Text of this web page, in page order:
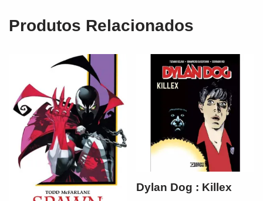
Produtos Relacionados
Dylan Dog : Killex